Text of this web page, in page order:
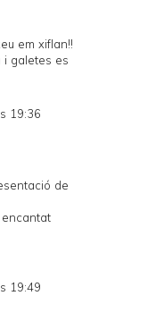
em xiflan!!
i galetes es
19:36
de
19:49